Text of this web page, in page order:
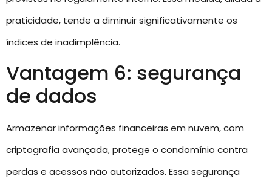
praticidade, tende a diminuir significativamente os
índices de inadimplência.
Vantagem 6: segurança
de dados
Armazenar informações financeiras em nuvem, com
criptografia avançada, protege o condomínio contra
perdas e acessos não autorizados. Essa segurança